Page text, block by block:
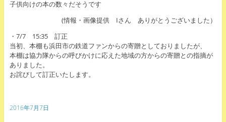
子供向けの本の数々だそうです
(情報・画像提供 Iさん ありがとうございました）
・7/7 15:35 訂正
当初、本棚も浜田市の鉄道ファンからの寄贈としておりましたが、
本棚は協力隊からの呼びかけに応えた地域の方からの寄贈との指摘が
ありました。
お詫びして訂正いたします。
2016年7月7日